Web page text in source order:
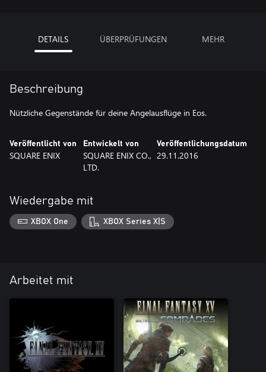
DETAILS ÜBERPRÜFUNGEN MEHR
Beschreibung
Nützliche Gegenstände für deine Angelausflüge in Eos.
Veröffentlicht von
SQUARE ENIX
Entwickelt von
SQUARE ENIX CO.,
LTD.
Veröffentlichungsdatum
29.11.2016
Wiedergabe mit
XBOX One XBOX Series X|S
Arbeitet mit